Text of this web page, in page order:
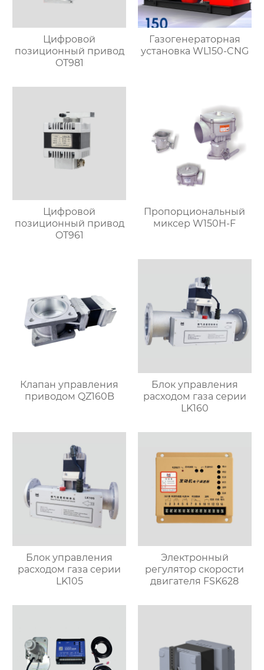
Цифровой
позиционный привод
OT981
Газогенераторная
установка WL150-CNG
Цифровой
позиционный привод
OT961
Пропорциональный
миксер W150H-F
Клапан управления
приводом QZ160B
Блок управления
расходом газа серии
LK160
Блок управления
расходом газа серии
LK105
Электронный
регулятор скорости
двигателя FSK628